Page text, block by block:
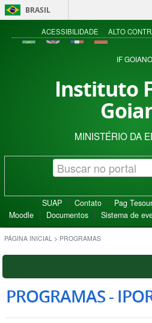
BRASIL
ACESSIBILIDADE ALTO
IF GOIANO
Instituto
MINISTÉRIO DA
SUAP Contato Pag
Moodle
Documentos Sistema de
PÁGINA INICIAL > PROGRAMAS
PROGRAMAS -